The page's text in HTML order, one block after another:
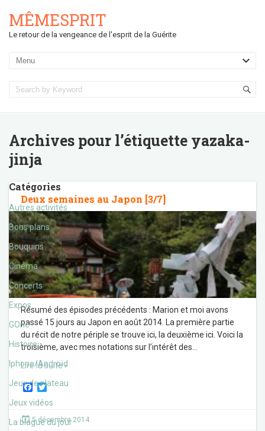
MÊMESPRIT
Le retour de la vengeance de l'esprit de la Guérite
Archives pour l’étiquette yazaka-
jinja
Catégories
Autres activités
Bons plans
Bouquins
Cinéma
Concerts
Expos
GOne
Histoire
Iphone/Androïd
Jeux de plateau
Jeux vidéos
La blague du jour
Deux semaines au Japon [3/7]
Résumé des épisodes précédents : Marion et moi avons
passé 15 jours au Japon en août 2014. La première partie
du récit de notre périple se trouve ici, la deuxième ici. Voici la
troisième, avec mes notations sur l’intérêt des
Lire la suite ›
F
c
e
b
T
i
t
5 décembre 2014